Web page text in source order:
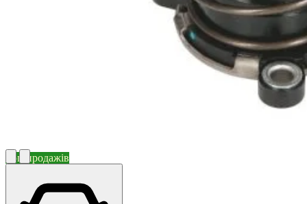
Топ продажів